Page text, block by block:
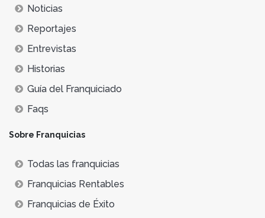
Noticias
Reportajes
Entrevistas
Historias
Guía del Franquiciado
Faqs
Sobre Franquicias
Todas las franquicias
Franquicias Rentables
Franquicias de Éxito